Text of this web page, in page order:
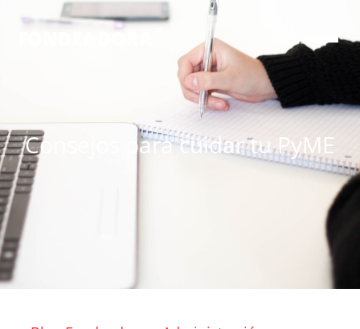
FONDEADORA
Consejos para cuidar tu PyME